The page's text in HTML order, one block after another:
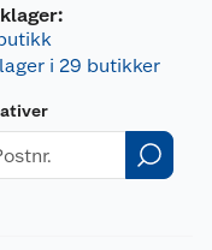
i 29 butikker